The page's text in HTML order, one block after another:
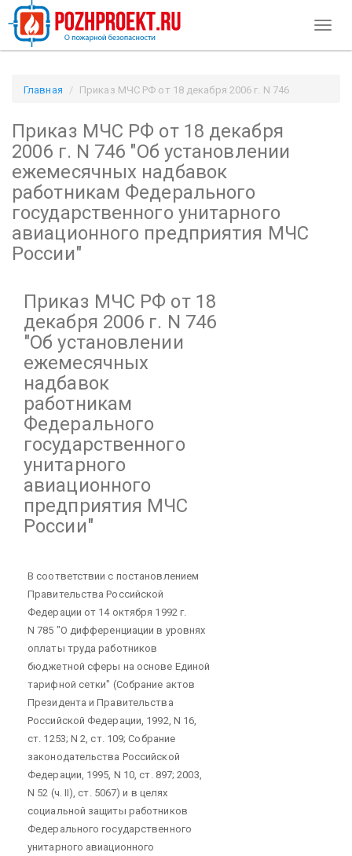
Главная
Приказ МЧС РФ от 18 декабря 2006 г. N 746
Федерального государственного унитарного авиационного
предприятия МЧС России" / Pozhproekt.ru
Приказ МЧС РФ от 18 декабря
2006 г. N 746 "Об установлении
ежемесячных надбавок
работникам Федерального
государственного унитарного
авиационного предприятия МЧС
России"
Приказ МЧС РФ от 18
декабря 2006 г. N 746
"Об установлении
ежемесячных
надбавок
работникам
Федерального
государственного
унитарного
авиационного
предприятия МЧС
России"
В соответствии с постановлением
Правительства Российской
Федерации от 14 октября 1992 г.
N 785 "О дифференциации в уровнях
оплаты труда работников
бюджетной сферы на основе Единой
тарифной сетки" (Собрание актов
Президента и Правительства
Российской Федерации, 1992, N 16,
ст. 1253; N 2, ст. 109; Собрание
законодательства Российской
Федерации, 1995, N 10, ст. 897; 2003,
N 52 (ч. II), ст. 5067) и в целях
социальной защиты работников
Федерального государственного
унитарного авиационного